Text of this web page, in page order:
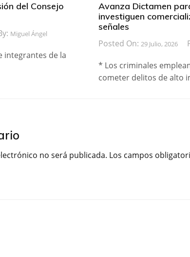
del Consejo
Miguel Ángel
integrantes de la
Avanza Dictamen
investiguen
señales
Posted On: 29 Julio, 2026
* Los criminales
cometer delitos de alto
no será publicada. Los campos